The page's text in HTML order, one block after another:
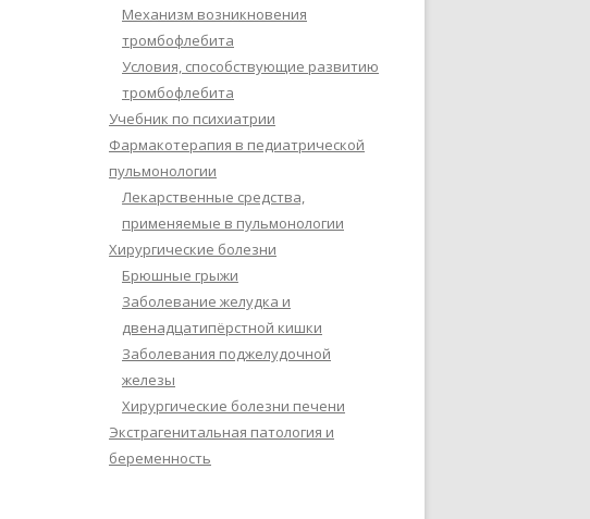
Механизм возникновения
тромбофлебита
Условия, способствующие развитию
тромбофлебита
Учебник по психиатрии
Фармакотерапия в педиатрической
пульмонологии
Лекарственные средства,
применяемые в пульмонологии
Хирургические болезни
Брюшные грыжи
Заболевание желудка и
двенадцатипёрстной кишки
Заболевания поджелудочной
железы
Хирургические болезни печени
Экстрагенитальная патология и
беременность